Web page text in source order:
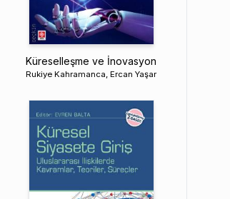
Küreselleşme ve İnovasyon
Rukiye Kahramanca, Ercan Yaşar